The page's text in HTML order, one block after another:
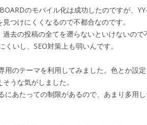
のモバイル化は成功したのですが、
つけにくくなるので不都合なのです。
去の投稿の全てを遡らないといけないので
いし、SEO対策上も弱いんです。
用のテーマを利用してみました。色とか設
うな気がしました。
にあたっての制限があるので、あまり多用